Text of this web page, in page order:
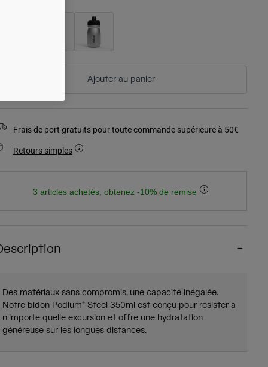
Ajouter au panier
Frais de port gratuits pour toute commande supérieure à 50€
Retours simples
3 articles achetés, obtenez -10% de remise
Des matériaux sans compromis, une capacité inégalée.
Notre bidon Podium® Steel 350ml est conçu pour résister à
n'importe quelle excursion et offre une hydratation
généreuse sur les longues distances.